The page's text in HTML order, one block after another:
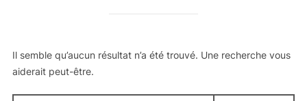
Il semble qu’aucun résultat n’a été trouvé. Une recherche vous
aiderait peut-être.